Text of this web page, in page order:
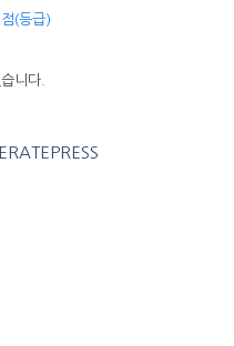
(등급)
니다.